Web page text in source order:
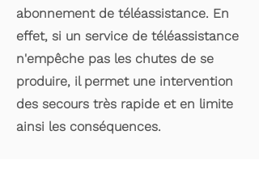
abonnement de téléassistance. En
effet, si un service de téléassistance
n'empêche pas les chutes de se
produire, il permet une intervention
des secours très rapide et en limite
ainsi les conséquences.